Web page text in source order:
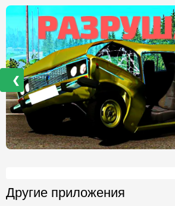
❮
Другие приложения